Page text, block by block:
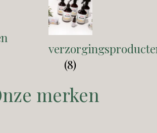
(8)
merken